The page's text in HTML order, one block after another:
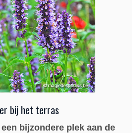
bij het terras
bijzondere plek aan de